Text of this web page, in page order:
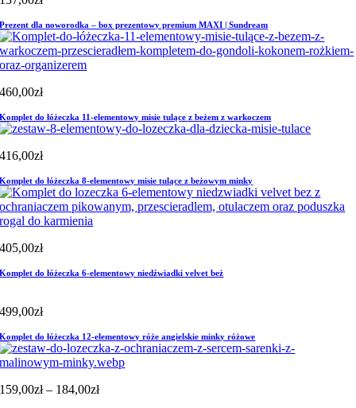
Prezent dla noworodka – box prezentowy premium MAXI | Sundream
460,00zł
Komplet do łóżeczka 11-elementowy misie tulące z beżem z warkoczem
416,00zł
Komplet do łóżeczka 8-elementowy misie tulące z beżowym minky
405,00zł
Komplet do łóżeczka 6-elementowy niedźwiadki velvet beż
499,00zł
Komplet do łóżeczka 12-elementowy róże angielskie minky różowe
159,00zł – 184,00złZakres